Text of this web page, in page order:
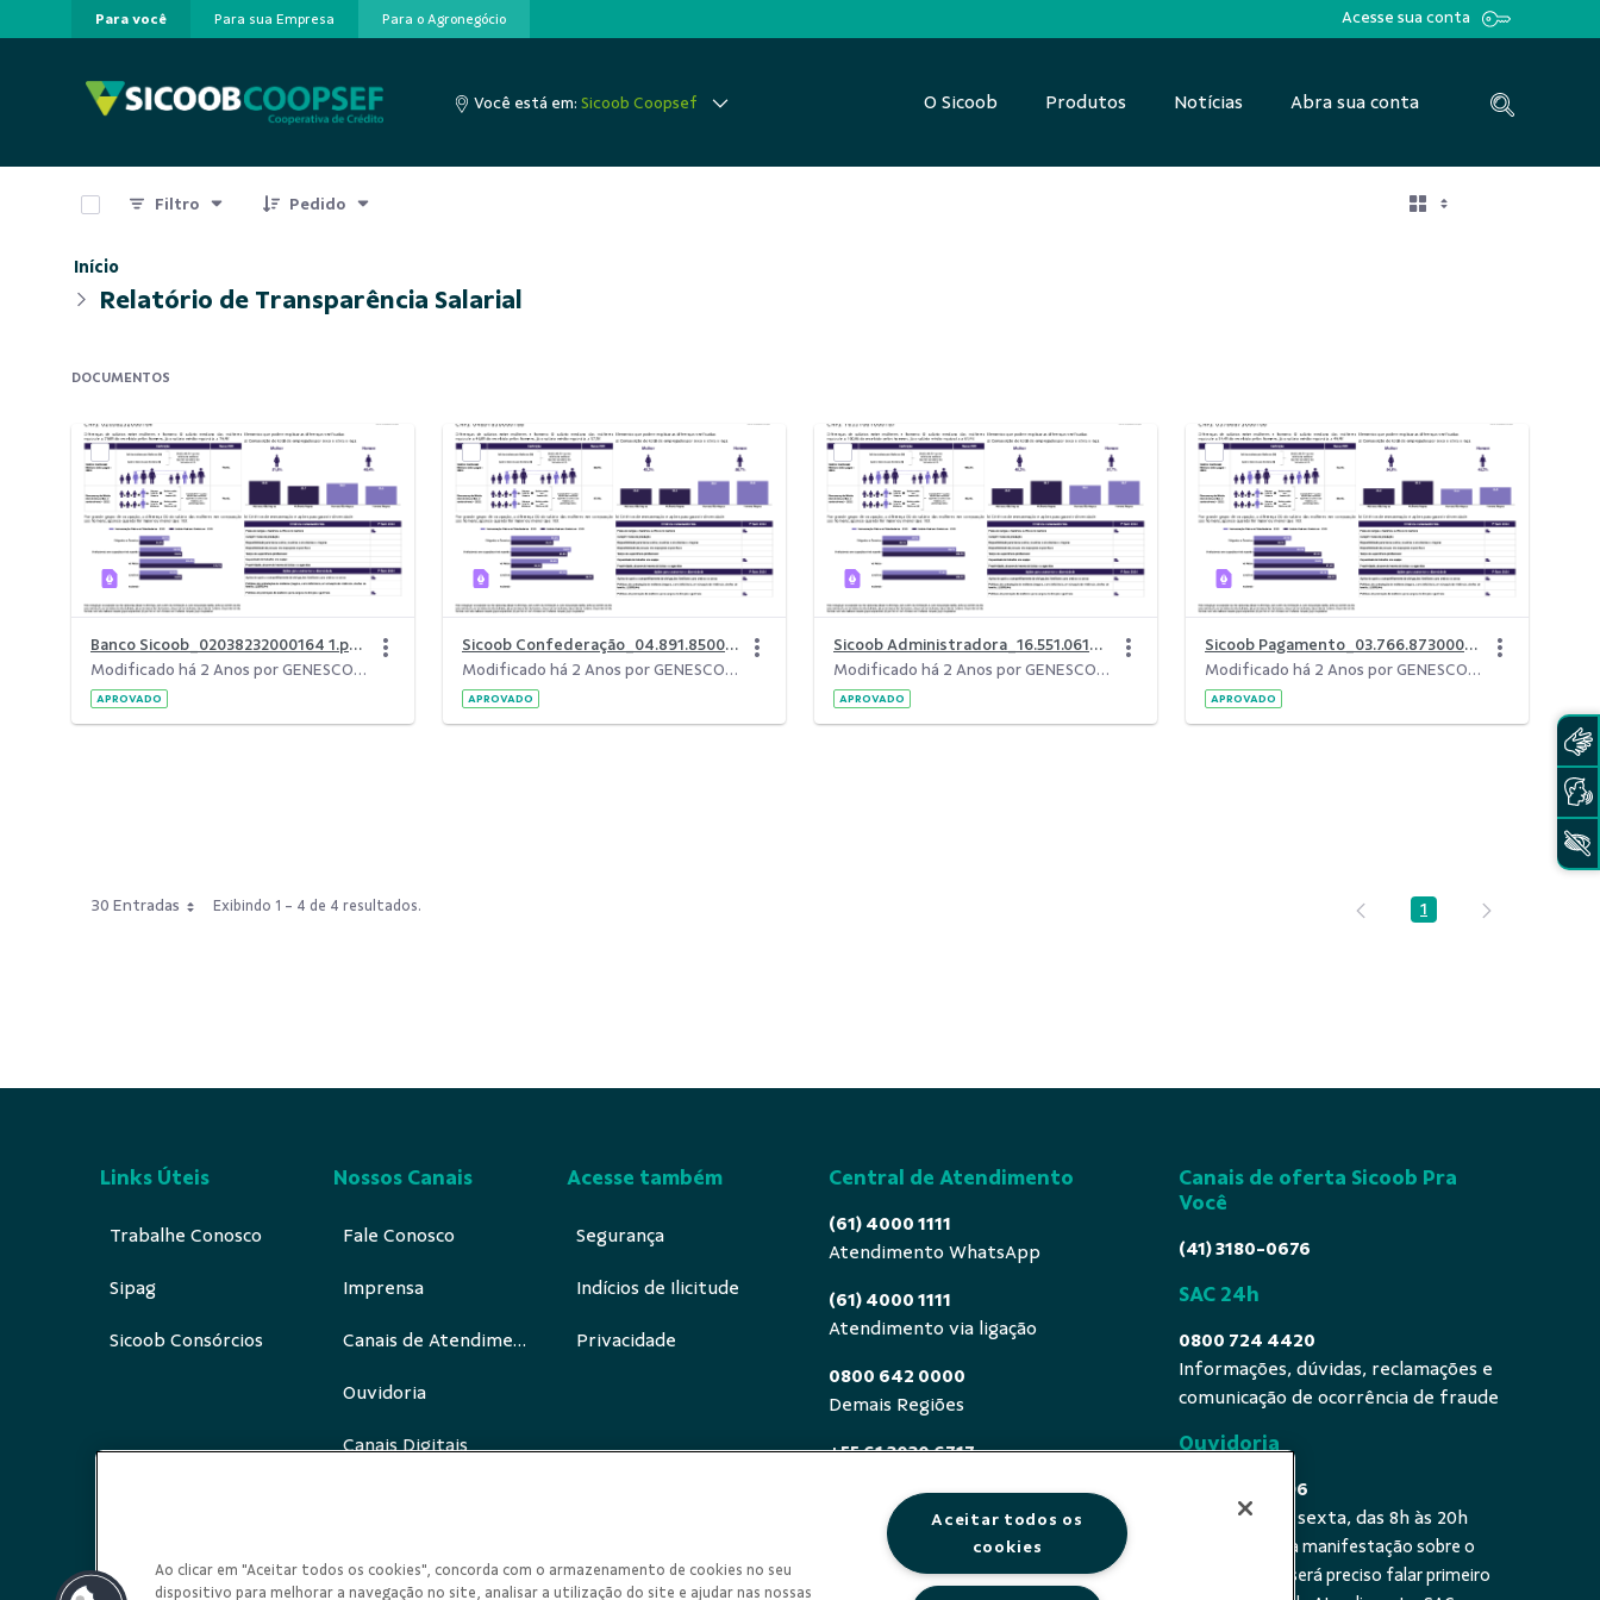
Pular para o Conteúdo principal
Para você Para sua Empresa Para o Agronegócio Acesse sua conta
Você está em: Sicoob Coopsef O Sicoob Produtos Notícias Abra sua conta
0 de 4 Itens selecionados
Filtro Pedido
Início
Relatório de Transparência Salarial
DOCUMENTOS
Banco Sicoob_02038232000164 1.pdf
Modificado há 2 Anos por GENESCO FONSECA LEITE.
APROVADO
Sicoob Confederação_04.891.8500001-88 1.pdf
Modificado há 2 Anos por GENESCO FONSECA LEITE.
APROVADO
Sicoob Administradora_16.551.0610001-87 1.pdf
Modificado há 2 Anos por GENESCO FONSECA LEITE.
APROVADO
Sicoob Pagamento_03.766.8730001-06 1.pdf
Modificado há 2 Anos por GENESCO FONSECA LEITE.
APROVADO
30 Entradas Exibindo 1 - 4 de 4 resultados. Página
1
Links Úteis
Trabalhe Conosco
Sipag
Sicoob Consórcios
Nossos Canais
Fale Conosco
Imprensa
Canais de Atendimento
Ouvidoria
Canais Digitais
Acesse também
Segurança
Indícios de Ilicitude
Privacidade
Redes Sociais
Central de Atendimento
(61) 4000 1111
Atendimento WhatsApp
(61) 4000 1111
Atendimento via ligação
0800 642 0000
Demais Regiões
+55 61 3030 6717
0800 940 0458
Deficientes auditivos ou de fala - De
segunda a sexta, das 8h às 20h
Canais de oferta Sicoob Pra
Você
(41) 3180-0676
SAC 24h
0800 724 4420
Informações, dúvidas, reclamações e
comunicação de ocorrência de fraude
Ouvidoria
0800 725 0996
De segunda a sexta, das 8h às 20h
É a sua primeira manifestação sobre o
tema? Se sim, será preciso falar primeiro
Ao clicar em "Aceitar todos os cookies", concorda com o armazenamento de cookies no seu
dispositivo para melhorar a navegação no site, analisar a utilização do site e ajudar nas nossas
Aceitar todos os
cookies